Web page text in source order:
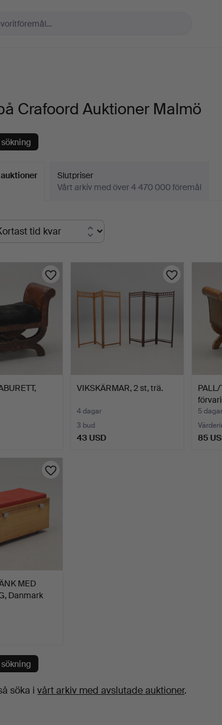
Crafoord Auktioner Malmö
Slutpriser
Vårt arkiv med över 4 470 000 föremål
VIKSKÄRMAR, 2 st, trä.
4 dagar
3 bud
43 USD
PALL/
5 dagar
85
MED
Danmark
söka ivårt arkiv med avslutade auktioner.